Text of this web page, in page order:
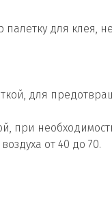
для клея,
для
при
от 40 до 70.